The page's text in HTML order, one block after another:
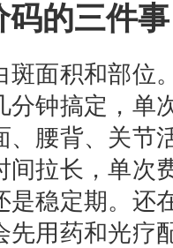
码的三件事
斑面积和部位
分钟搞定，单
、腰背、关节
间拉长，单次
是稳定期。还
先用药和光疗